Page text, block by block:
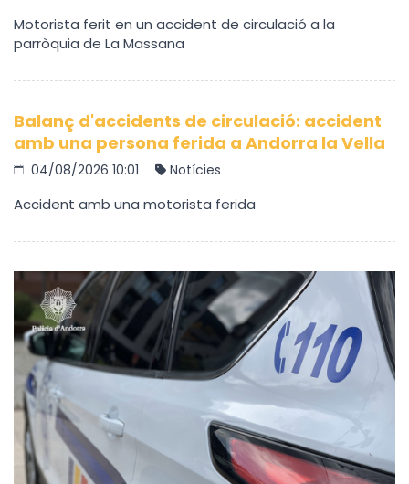
Motorista ferit en un accident de circulació a la
parròquia de La Massana
Balanç d'accidents de circulació: accident
amb una persona ferida a Andorra la Vella
04/08/2026 10:01 Notícies
Accident amb una motorista ferida